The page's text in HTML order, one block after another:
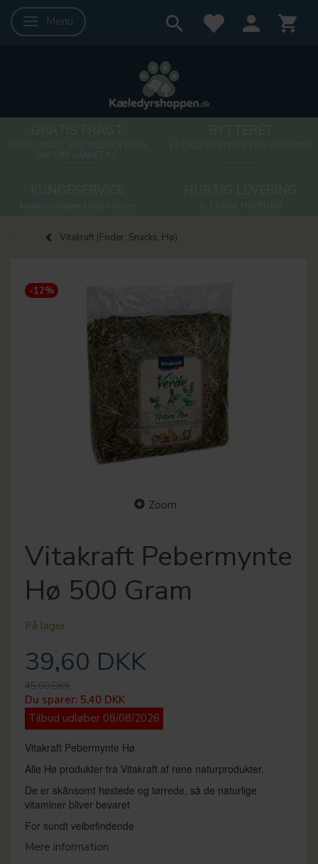
Skifte navigation
Menu
Vitakraft (Foder, Snacks, Hø)
-12%
Zoom
Vitakraft Pebermynte
Hø 500 Gram
På lager
39,60 DKK
45,00 DKK
Du sparer: 5,40 DKK
Tilbud udløber 08/08/2026
Vitakraft Pebermynte Hø
Alle Hø produkter fra Vitakraft af rene naturprodukter.
De er skånsomt høstede og tørrede, så de naturlige
vitaminer bliver bevaret
For sundt velbefindende
Mere information